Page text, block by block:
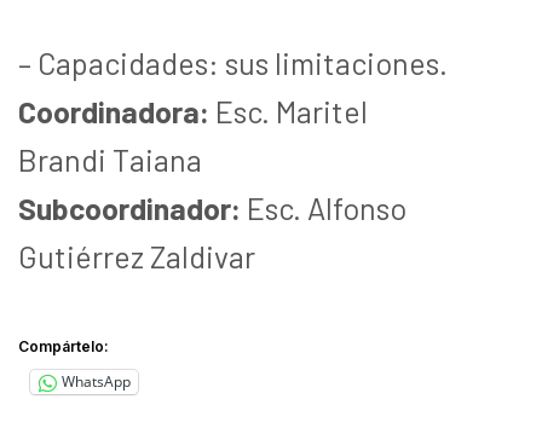
– Capacidades: sus limitaciones.
Coordinadora: Esc. Maritel
Brandi Taiana
Subcoordinador: Esc. Alfonso
Gutiérrez Zaldivar
Compártelo:
WhatsApp